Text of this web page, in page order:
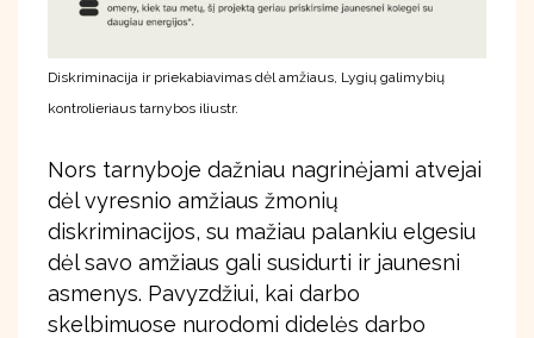
Diskriminacija ir priekabiavimas dėl amžiaus, Lygių galimybių
kontrolieriaus tarnybos iliustr.
Nors tarnyboje dažniau nagrinėjami atvejai
dėl vyresnio amžiaus žmonių
diskriminacijos, su mažiau palankiu elgesiu
dėl savo amžiaus gali susidurti ir jaunesni
asmenys. Pavyzdžiui, kai darbo
skelbimuose nurodomi didelės darbo